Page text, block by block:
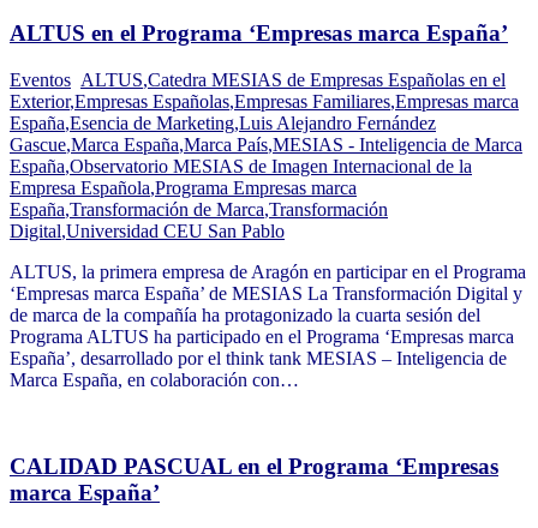
ALTUS en el Programa ‘Empresas marca España’
Eventos ALTUS,Catedra MESIAS de Empresas Españolas en el
Exterior,Empresas Españolas,Empresas Familiares,Empresas marca
España,Esencia de Marketing,Luis Alejandro Fernández
Gascue,Marca España,Marca País,MESIAS - Inteligencia de Marca
España,Observatorio MESIAS de Imagen Internacional de la
Empresa Española,Programa Empresas marca
España,Transformación de Marca,Transformación
Digital,Universidad CEU San Pablo
ALTUS, la primera empresa de Aragón en participar en el Programa
‘Empresas marca España’ de MESIAS La Transformación Digital y
de marca de la compañía ha protagonizado la cuarta sesión del
Programa ALTUS ha participado en el Programa ‘Empresas marca
España’, desarrollado por el think tank MESIAS – Inteligencia de
Marca España, en colaboración con…
CALIDAD PASCUAL en el Programa ‘Empresas
marca España’